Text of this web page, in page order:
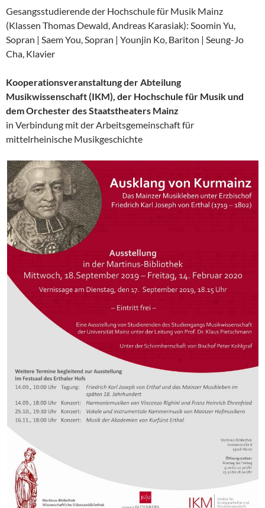
Gesangsstudierende der Hochschule für Musik Mainz
(Klassen Thomas Dewald, Andreas Karasiak): Soomin Yu,
Sopran | Saem You, Sopran | Younjin Ko, Bariton | Seung-Jo
Cha, Klavier
Kooperationsveranstaltung der Abteilung
Musikwissenschaft (IKM), der Hochschule für Musik und
dem Orchester des Staatstheaters Mainz
in Verbindung mit der Arbeitsgemeinschaft für
mittelrheinische Musikgeschichte